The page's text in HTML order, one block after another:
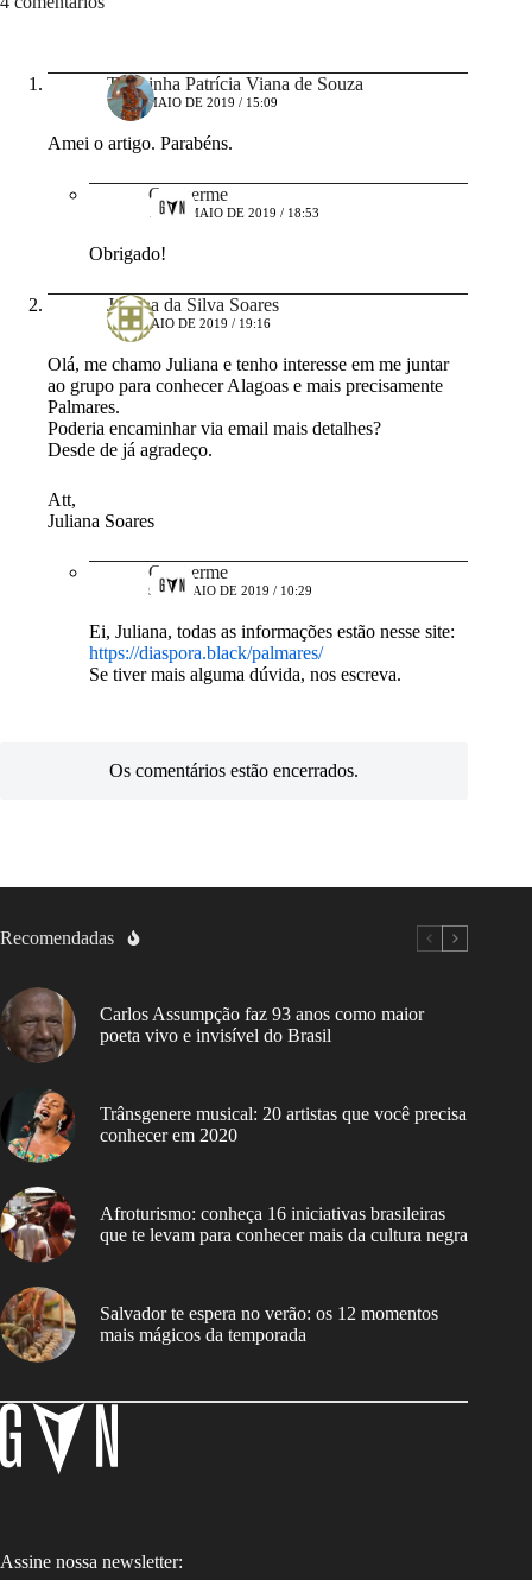
Terezinha Patrícia Viana de Souza
10 DE MAIO DE 2019 / 15:09
Amei o artigo. Parabéns.
Guilherme
15 DE MAIO DE 2019 / 18:53
Obrigado!
Juliana da Silva Soares
7 DE MAIO DE 2019 / 19:16
Olá, me chamo Juliana e tenho interesse em me juntar
ao grupo para conhecer Alagoas e mais precisamente
Palmares.
Poderia encaminhar via email mais detalhes?
Desde de já agradeço.
Att,
Juliana Soares
Guilherme
9 DE MAIO DE 2019 / 10:29
Ei, Juliana, todas as informações estão nesse site:
https://diaspora.black/palmares/
Se tiver mais alguma dúvida, nos escreva.
Os comentários estão encerrados.
Recomendadas
Carlos Assumpção faz 93 anos como maior
poeta vivo e invisível do Brasil
Trânsgenere musical: 20 artistas que você precisa
conhecer em 2020
Afroturismo: conheça 16 iniciativas brasileiras
que te levam para conhecer mais da cultura negra
Salvador te espera no verão: os 12 momentos
mais mágicos da temporada
Assine nossa newsletter: